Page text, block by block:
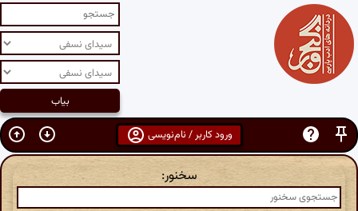
ورود کاربر / نام‌نویسی
سخنور: